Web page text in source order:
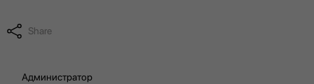
Share
Администратор